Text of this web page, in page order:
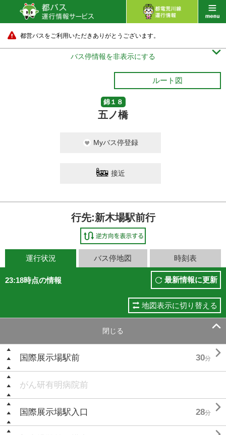
都営バスをご利用いただきありがとうございます。
バス停情報を非表示にする 
ルート図
錦１８
五ノ橋
Myバス停登録
接近
行先:新木場駅前行
運行状況 バス停地図 時刻表
23:18時点の情報 最新情報に更新
地図表示に切り替える
閉じる 
国際展示場駅前 30分 
がん研有明病院前
国際展示場駅入口 28分 